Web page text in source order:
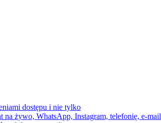
dostępu i nie tylko
na żywo, WhatsApp, Instagram, telefonię, e-mail